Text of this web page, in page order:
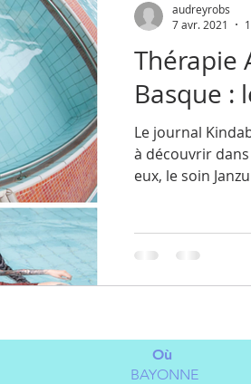
Thérapie
Basque :
Le journal
à découvrir
eux, le soin
audreyrobs
7 avr. 2021
Où
BAYONNE